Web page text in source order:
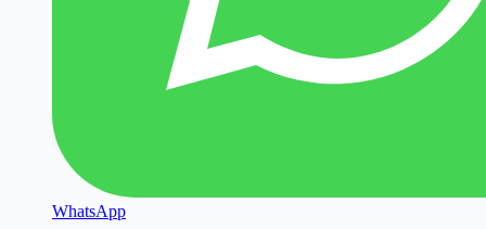
WhatsApp